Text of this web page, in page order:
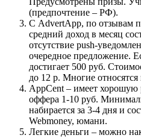
(предпочтение – РФ).
С AdvertApp, по отзывам
средний доход в месяц
отсутствие push-
очередное предложение.
достигает 500 руб.
до 12 р. Многие относятся
AppCent – имеет
оффера 1-10 руб.
набирается за 3-4 дня и
Webmoney, юмани.
Легкие деньги – можно